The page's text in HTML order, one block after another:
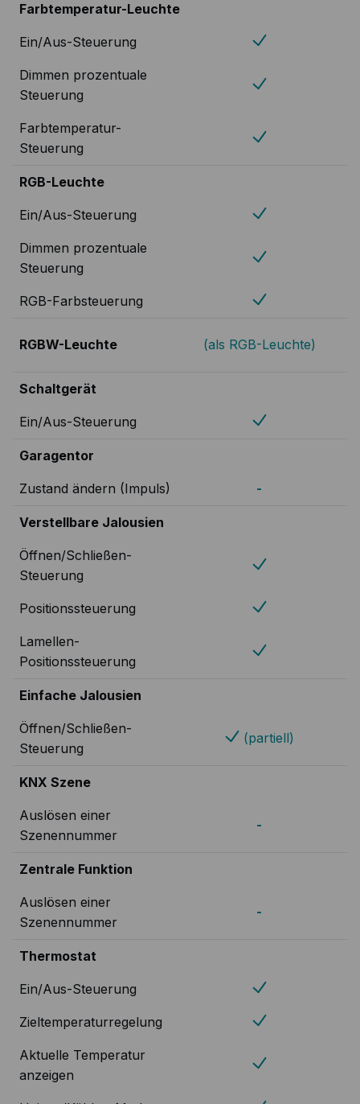
Farbtemperatur-Leuchte
Ein/Aus-Steuerung
Dimmen prozentuale
Steuerung
Farbtemperatur-
Steuerung
RGB-Leuchte
Ein/Aus-Steuerung
Dimmen prozentuale
Steuerung
RGB-Farbsteuerung
RGBW-Leuchte (als RGB-Leuchte)
Schaltgerät
Ein/Aus-Steuerung
Garagentor
Zustand ändern (Impuls) -
Verstellbare Jalousien
Öffnen/Schließen-
Steuerung
Positionssteuerung
Lamellen-
Positionssteuerung
Einfache Jalousien
Öffnen/Schließen-
Steuerung
(partiell)
KNX Szene
Auslösen einer
Szenennummer
-
Zentrale Funktion
Auslösen einer
Szenennummer
-
Thermostat
Ein/Aus-Steuerung
Zieltemperaturregelung
Aktuelle Temperatur
anzeigen